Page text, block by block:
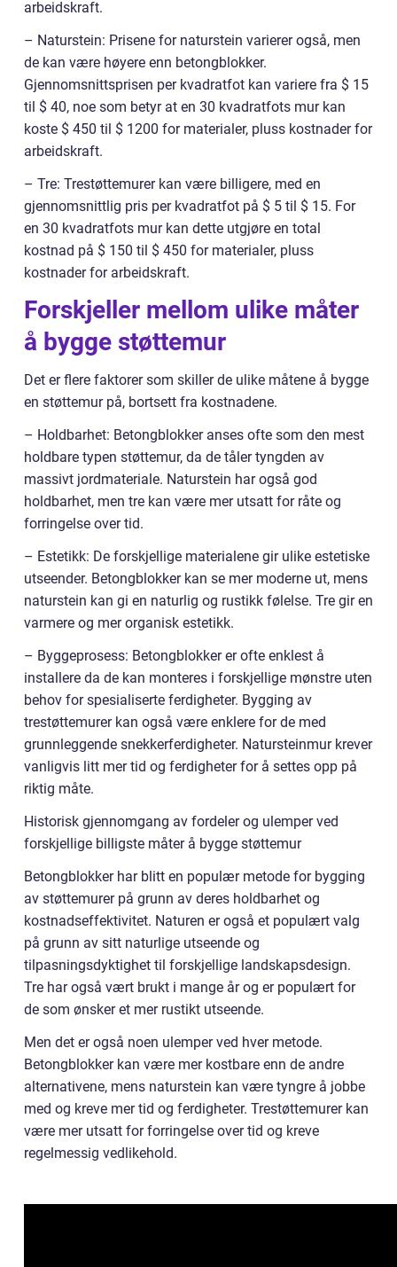
arbeidskraft.
– Naturstein: Prisene for naturstein varierer også, men
de kan være høyere enn betongblokker.
Gjennomsnittsprisen per kvadratfot kan variere fra $ 15
til $ 40, noe som betyr at en 30 kvadratfots mur kan
koste $ 450 til $ 1200 for materialer, pluss kostnader for
arbeidskraft.
– Tre: Trestøttemurer kan være billigere, med en
gjennomsnittlig pris per kvadratfot på $ 5 til $ 15. For
en 30 kvadratfots mur kan dette utgjøre en total
kostnad på $ 150 til $ 450 for materialer, pluss
kostnader for arbeidskraft.
Forskjeller mellom ulike måter
å bygge støttemur
Det er flere faktorer som skiller de ulike måtene å bygge
en støttemur på, bortsett fra kostnadene.
– Holdbarhet: Betongblokker anses ofte som den mest
holdbare typen støttemur, da de tåler tyngden av
massivt jordmateriale. Naturstein har også god
holdbarhet, men tre kan være mer utsatt for råte og
forringelse over tid.
– Estetikk: De forskjellige materialene gir ulike estetiske
utseender. Betongblokker kan se mer moderne ut, mens
naturstein kan gi en naturlig og rustikk følelse. Tre gir en
varmere og mer organisk estetikk.
– Byggeprosess: Betongblokker er ofte enklest å
installere da de kan monteres i forskjellige mønstre uten
behov for spesialiserte ferdigheter. Bygging av
trestøttemurer kan også være enklere for de med
grunnleggende snekkerferdigheter. Natursteinmur krever
vanligvis litt mer tid og ferdigheter for å settes opp på
riktig måte.
Historisk gjennomgang av fordeler og ulemper ved
forskjellige billigste måter å bygge støttemur
Betongblokker har blitt en populær metode for bygging
av støttemurer på grunn av deres holdbarhet og
kostnadseffektivitet. Naturen er også et populært valg
på grunn av sitt naturlige utseende og
tilpasningsdyktighet til forskjellige landskapsdesign.
Tre har også vært brukt i mange år og er populært for
de som ønsker et mer rustikt utseende.
Men det er også noen ulemper ved hver metode.
Betongblokker kan være mer kostbare enn de andre
alternativene, mens naturstein kan være tyngre å jobbe
med og kreve mer tid og ferdigheter. Trestøttemurer kan
være mer utsatt for forringelse over tid og kreve
regelmessig vedlikehold.